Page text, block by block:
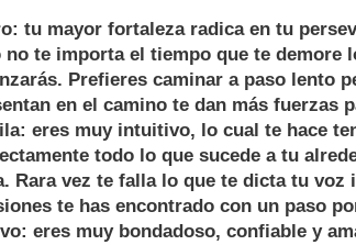
tu mayor fortaleza radica en tu
no te importa el tiempo que te demore
Prefieres caminar a paso lento
en el camino te dan más fuerzas
eres muy intuitivo, lo cual te hace
todo lo que sucede a tu
Rara vez te falla lo que te dicta tu
te has encontrado con un paso
eres muy bondadoso, confiable y